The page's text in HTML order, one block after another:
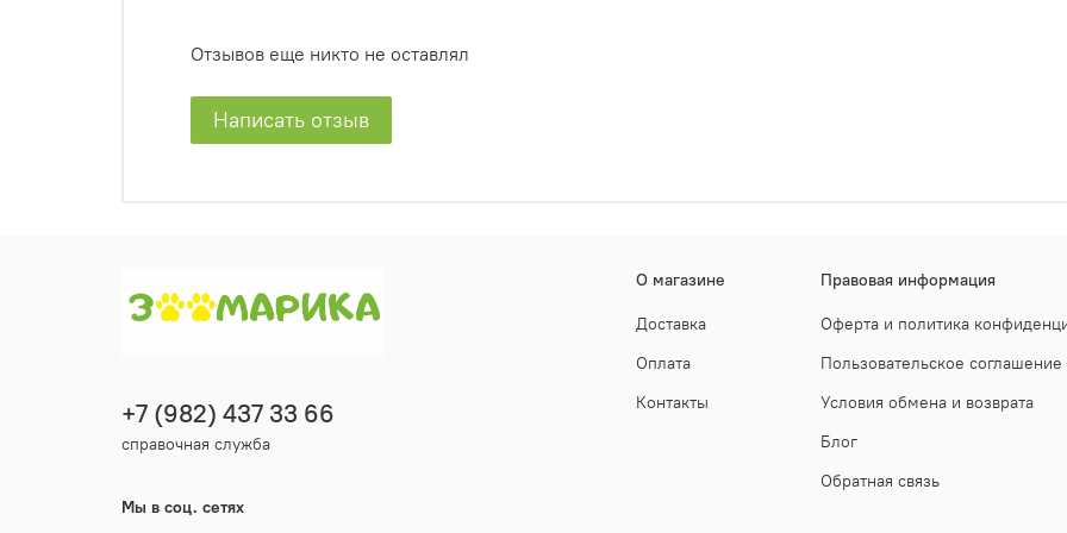
Отзывов еще никто не оставлял
Написать отзыв
О магазине
Доставка
Оплата
Контакты
Правовая информация
Оферта и политика
Пользовательское соглашение
Условия обмена и возврата
Блог
Обратная связь
+7 (982) 437 33 66
справочная служба
Мы в соц. сетях